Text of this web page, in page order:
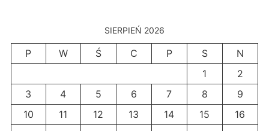
SIERPIEŃ 2026
P W Ś C P S
N
1
2
3
4 5 6 7 8
9
10
11 12 13 14 15
16